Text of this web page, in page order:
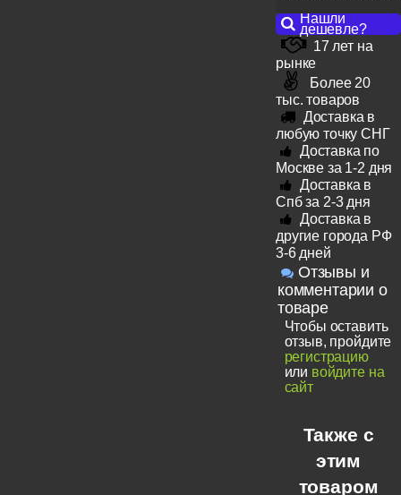
Нашли
дешевле?
17 лет на
рынке
Более 20
тыс. товаров
Доставка в
любую точку СНГ
Доставка по
Москве за 1-2 дня
Доставка в
Спб за 2-3 дня
Доставка в
другие города РФ
3-6 дней
Отзывы и
комментарии о
товаре
Чтобы оставить
отзыв, пройдите
регистрацию
или войдите на
сайт
Также с
этим
товаром